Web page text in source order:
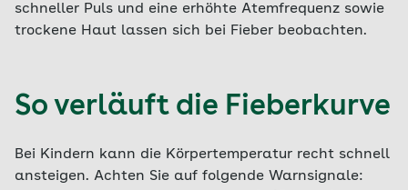
schneller Puls und eine erhöhte Atemfrequenz sowie
trockene Haut lassen sich bei Fieber beobachten.
So verläuft die Fieberkurve
Bei Kindern kann die Körpertemperatur recht schnell
ansteigen. Achten Sie auf folgende Warnsignale: